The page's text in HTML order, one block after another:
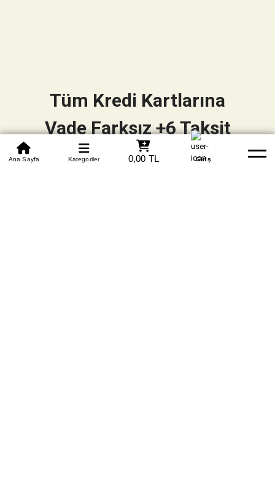
0850 305 09 70
Beden Tablosu Banka Hesapları Whatsapp Yardım
Ana Sayfa Kategoriler 0,00 TL Giriş
Tüm Kredi Kartlarına
Vade Farksız +6 Taksit